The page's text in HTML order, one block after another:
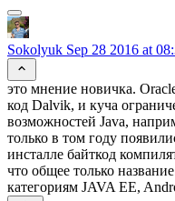
Sokolyuk Sep 28 2016 at
это мнение новичка.
код Dalvik, и куча
возможностей Java,
только в том году
инсталле байткод
что общее только
категориям JAVA EE,